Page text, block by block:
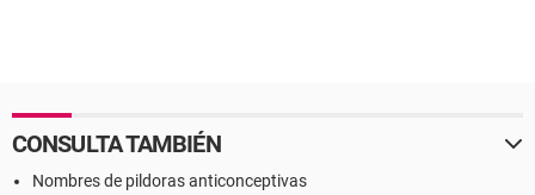
CONSULTA TAMBIÉN
Nombres de pildoras anticonceptivas